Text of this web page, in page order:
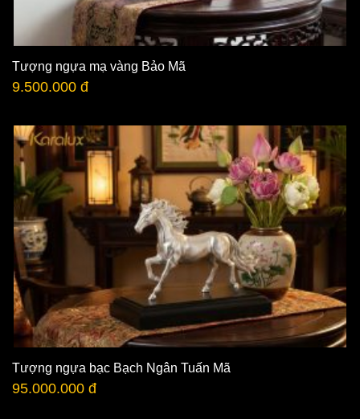
Tượng ngựa mạ vàng Bảo Mã
9.500.000 đ
Tượng ngựa bạc Bạch Ngân Tuấn Mã
95.000.000 đ